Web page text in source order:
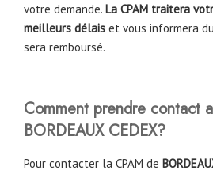
votre demande. La CPAM traitera
meilleurs délais et vous informera
sera remboursé.
Comment prendre contact
BORDEAUX CEDEX?
Pour contacter la CPAM de